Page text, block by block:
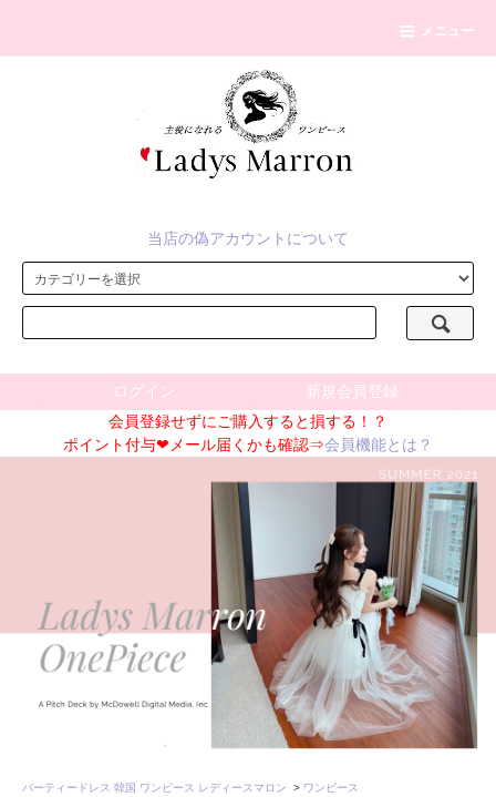
メニュー
当店の偽アカウントについて
ログイン
新規会員登録
会員登録せずにご購入すると損する！？
ポイント付与❤メール届くかも確認⇒会員機能とは？
パーティードレス 韓国 ワンピース レディースマロン > ワンピース